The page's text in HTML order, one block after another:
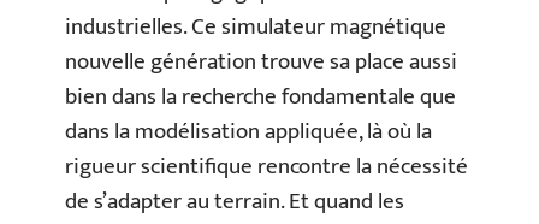
industrielles. Ce simulateur magnétique
nouvelle génération trouve sa place aussi
bien dans la recherche fondamentale que
dans la modélisation appliquée, là où la
rigueur scientifique rencontre la nécessité
de s’adapter au terrain. Et quand les